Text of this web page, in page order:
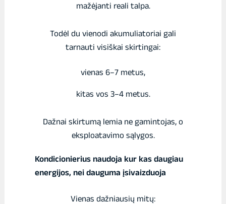
mažėjanti reali talpa.
Todėl du vienodi akumuliatoriai gali
tarnauti visiškai skirtingai:
vienas 6–7 metus,
kitas vos 3–4 metus.
Dažnai skirtumą lemia ne gamintojas, o
eksploatavimo sąlygos.
Kondicionierius naudoja kur kas daugiau
energijos, nei dauguma įsivaizduoja
Vienas dažniausių mitų: